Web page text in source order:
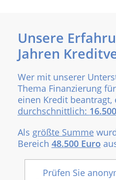
Unsere
Jahren
Wer mit unserer
Thema Finanzierung
einen Kredit beantragt,
durchschnittlich:
Als größte Summe
Bereich 48.500 Euro
Prüfen Sie